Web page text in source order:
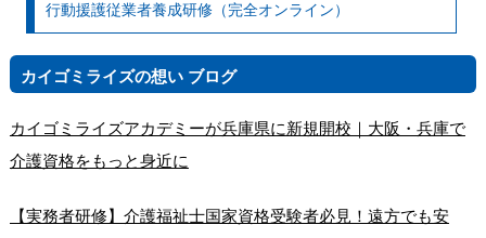
行動援護従業者養成研修（完全オンライン）
カイゴミライズの想い ブログ
カイゴミライズアカデミーが兵庫県に新規開校｜大阪・兵庫で
介護資格をもっと身近に
【実務者研修】介護福祉士国家資格受験者必見！遠方でも安